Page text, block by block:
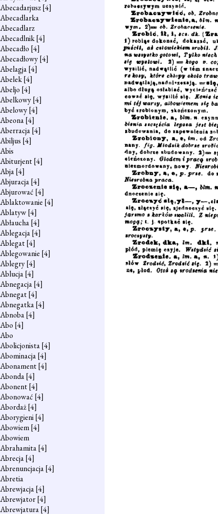
Abecadarjusz[4]
Abecadlarka
Abecadlarz
Abecadlnik[4]
Abecadło [4]
Abecadłowy[4]
Abelagja[4]
Abelek[4]
Abeljo [4]
Abelkowy[4]
Abelowy[4]
Abeona[4]
Aberracja[4]
Abiljus [4]
Abis
Abiturjent[4]
Abja[4]
Abjuracja[4]
Abjurować [4]
Ablaktowanie [4]
Ablatyw[4]
Abłaucha[4]
Ablegacja[4]
Ablegat[4]
Ablegowanie [4]
Ablegry[4]
Ablucja[4]
Abnegacja[4]
Abnegat[4]
Abnegatka[4]
Abnoba[4]
Abo [4]
Abo
Abolicjonista[4]
Abominacja[4]
Abonament[4]
Abonda[4]
Abonent[4]
Abonować [4]
Abordaż[4]
Aborygieni[4]
Abowiem[4]
Abowiem
Abrahamita[4]
Abrecja[4]
Abrenuncjacja[4]
Abretia
Abrewjacja[4]
Abrewjator[4]
Abrewjatura[4]